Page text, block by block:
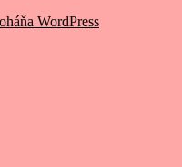
WordPress